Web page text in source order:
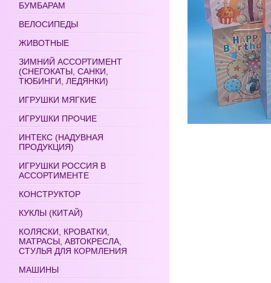
БУМБАРАМ
ВЕЛОСИПЕДЫ
ЖИВОТНЫЕ
ЗИМНИЙ АССОРТИМЕНТ
(СНЕГОКАТЫ, САНКИ,
ТЮБИНГИ, ЛЕДЯНКИ)
ИГРУШКИ МЯГКИЕ
ИГРУШКИ ПРОЧИЕ
ИНТЕКС (НАДУВНАЯ
ПРОДУКЦИЯ)
ИГРУШКИ РОССИЯ В
АССОРТИМЕНТЕ
КОНСТРУКТОР
КУКЛЫ (КИТАЙ)
КОЛЯСКИ, КРОВАТКИ,
МАТРАСЫ, АВТОКРЕСЛА,
СТУЛЬЯ ДЛЯ КОРМЛЕНИЯ
МАШИНЫ